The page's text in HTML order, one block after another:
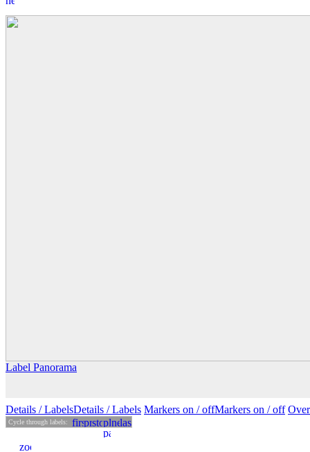
Label Panorama
Details / LabelsDetails /Labels Markers on /offMarkers on / off
Cycle through labels: